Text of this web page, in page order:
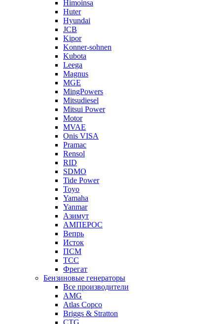
Himoinsa
Huter
Hyundai
JCB
Kipor
Konner-sohnen
Kubota
Leega
Magnus
MGE
MingPowers
Mitsudiesel
Mitsui Power
Motor
MVAE
Onis VISA
Pramac
Rensol
RID
SDMO
Tide Power
Toyo
Yamaha
Yanmar
Азимут
АМПЕРОС
Вепрь
Исток
ПСМ
ТСС
Фрегат
Бензиновые генераторы
Все производители
AMG
Atlas Copco
Briggs & Stratton
CTG